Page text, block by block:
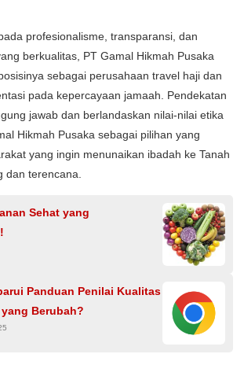
profesionalisme, transparansi, dan
berkualitas, PT Gamal Hikmah Pusaka
sebagai perusahaan travel haji dan
pada kepercayaan jamaah. Pendekatan
jawab dan berlandaskan nilai-nilai etika
Hikmah Pusaka sebagai pilihan yang
yang ingin menunaikan ibadah ke Tanah
dan terencana.
Sehat yang
Panduan Penilai Kualitas
Berubah?